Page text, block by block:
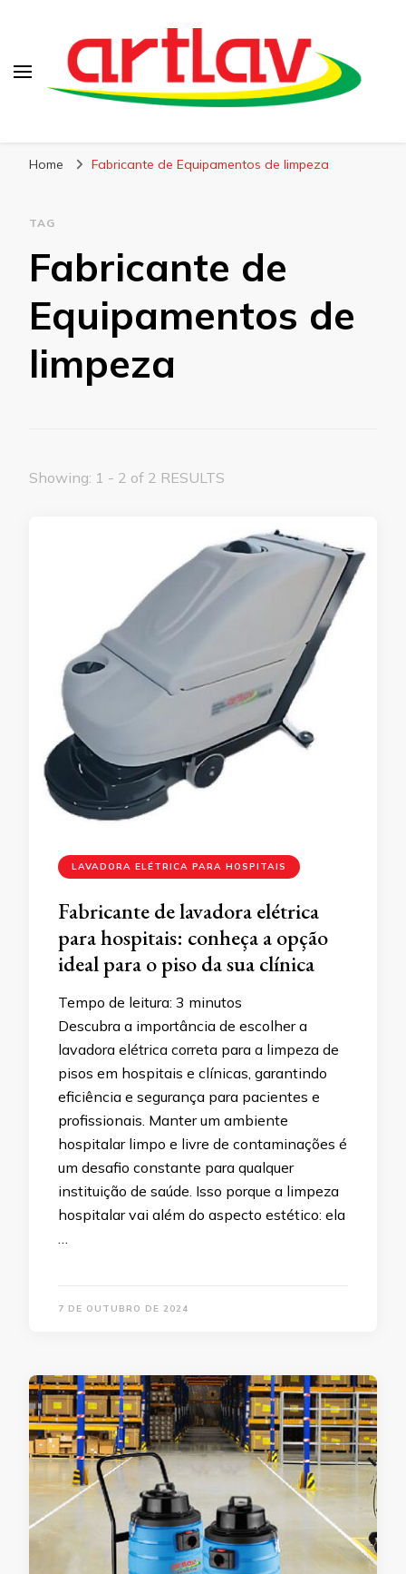
Home Fabricante de Equipamentos de limpeza
TAG
Fabricante de
Equipamentos de
limpeza
Showing: 1 - 2 of 2 RESULTS
LAVADORA ELÉTRICA PARA HOSPITAIS
Fabricante de lavadora elétrica
para hospitais: conheça a opção
ideal para o piso da sua clínica
Tempo de leitura: 3 minutos
Descubra a importância de escolher a
lavadora elétrica correta para a limpeza de
pisos em hospitais e clínicas, garantindo
eficiência e segurança para pacientes e
profissionais. Manter um ambiente
hospitalar limpo e livre de contaminações é
um desafio constante para qualquer
instituição de saúde. Isso porque a limpeza
hospitalar vai além do aspecto estético: ela
…
7 DE OUTUBRO DE 2024